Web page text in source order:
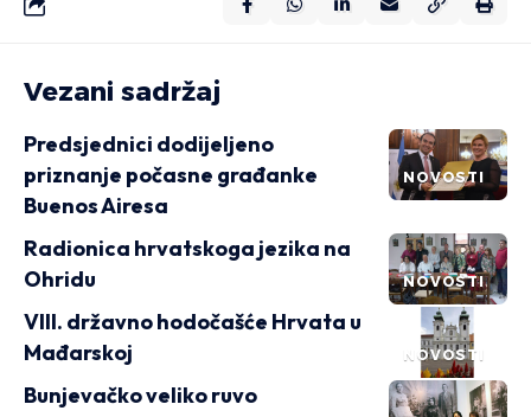
Vezani sadržaj
NOVOSTI
Predsjednici dodijeljeno
priznanje počasne građanke
Buenos Airesa
NOVOSTI
Radionica hrvatskoga jezika na
Ohridu
NOVOSTI
VIII. državno hodočašće Hrvata u
Mađarskoj
Bunjevačko veliko ruvo